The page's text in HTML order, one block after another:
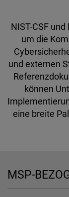
NIST-CSF
um die
und externen
können
eine breite
MSP-